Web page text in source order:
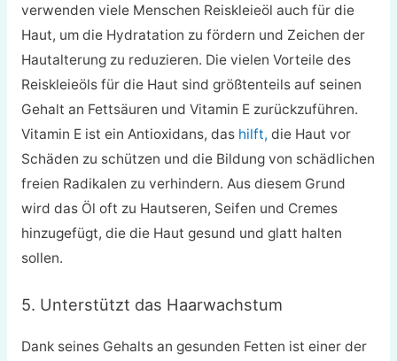
verwenden viele Menschen Reiskleieöl auch für die
Haut, um die Hydratation zu fördern und Zeichen der
Hautalterung zu reduzieren. Die vielen Vorteile des
Reiskleieöls für die Haut sind größtenteils auf seinen
Gehalt an Fettsäuren und Vitamin E zurückzuführen.
Vitamin E ist ein Antioxidans, das hilft, die Haut vor
Schäden zu schützen und die Bildung von schädlichen
freien Radikalen zu verhindern. Aus diesem Grund
wird das Öl oft zu Hautseren, Seifen und Cremes
hinzugefügt, die die Haut gesund und glatt halten
sollen.
5. Unterstützt das Haarwachstum
Dank seines Gehalts an gesunden Fetten ist einer der